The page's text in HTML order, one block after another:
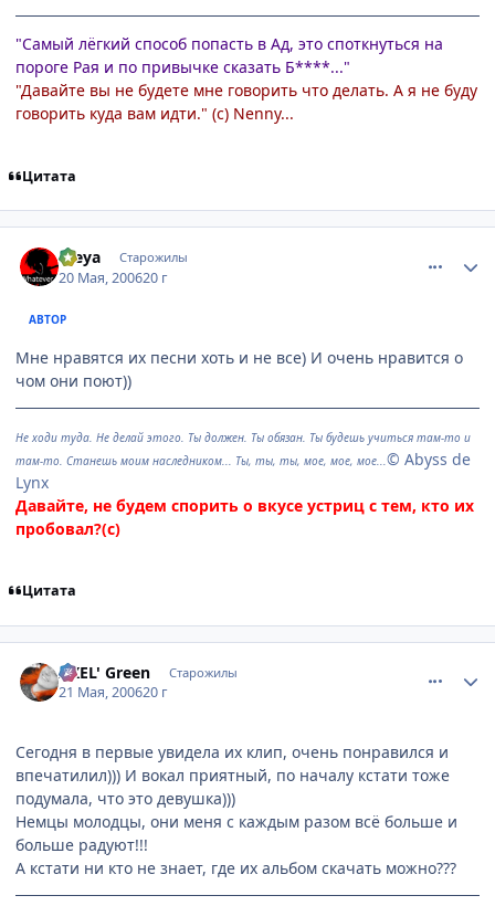
"Самый лёгкий способ попасть в Ад, это споткнуться на
пороге Рая и по привычке сказать Б****..."
"Давайте вы не будете мне говорить что делать. А я не буду
говорить куда вам идти." (с) Nenny...
Цитата
Freya Старожилы
20 Мая, 200620 г
АВТОР
Мне нравятся их песни хоть и не все) И очень нравится о
чом они поют))
Не ходи туда. Не делай этого. Ты должен. Ты обязан. Ты будешь учиться там-то и
там-то. Станешь моим наследником... Ты, ты, ты, мое, мое, мое... © Abyss de
Lynx
Давайте, не будем спорить о вкусе устриц с тем, кто их
пробовал?(с)
Цитата
AXEL' Green Старожилы
21 Мая, 200620 г
Сегодня в первые увидела их клип, очень понравился и
впечатилил))) И вокал приятный, по началу кстати тоже
подумала, что это девушка)))
Немцы молодцы, они меня с каждым разом всё больше и
больше радуют!!!
А кстати ни кто не знает, где их альбом скачать можно???